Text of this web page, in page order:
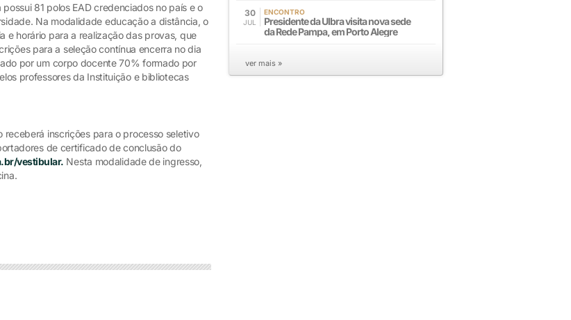
81 polos EAD credenciados no país e o
Na modalidade educação a distância, o
e horário para a realização das provas, que
para a seleção contínua encerra no dia
por um corpo docente 70% formado por
professores da Instituição e bibliotecas
inscrições para o processo seletivo
de certificado de conclusão do
vestibular. Nesta modalidade de ingresso,
30
JUL
ENCONTRO
Presidente da Ulbra visita nova sede
da Rede Pampa, em Porto Alegre
ver mais »